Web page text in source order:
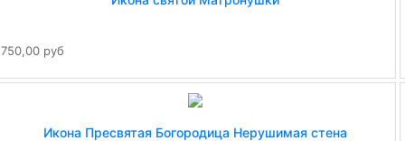
750,00 руб
Икона Пресвятая Богородица Нерушимая стена